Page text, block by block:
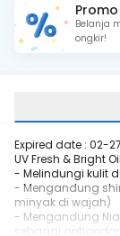
Belanja
ongkir!
Expired date : 02-27
UV Fresh & Bright
- Melindungi kulit
- Mengandung
minyak di wajah)
- Mengandung
sebagai